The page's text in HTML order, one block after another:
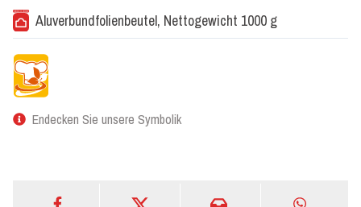
Aluverbundfolienbeutel, Nettogewicht 1000 g
Endecken Sie unsere Symbolik